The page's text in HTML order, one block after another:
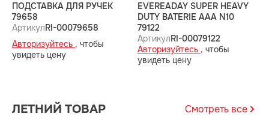
ПОДСТАВКА ДЛЯ РУЧЕК
79658
АртикулRI-00079658
Авторизуйтесь , чтобы
увидеть цену
EVEREADAY SUPER HEAVY
DUTY BATERIE AAA N10
79122
АртикулRI-00079122
Авторизуйтесь , чтобы
увидеть цену
ЛЕТНИЙ ТОВАР Смотреть все